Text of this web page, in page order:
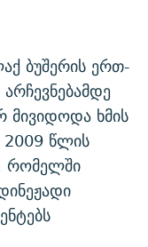
ბუშერის ერთ-
მივიდოდა ხმის
2009 წლის
რომელში